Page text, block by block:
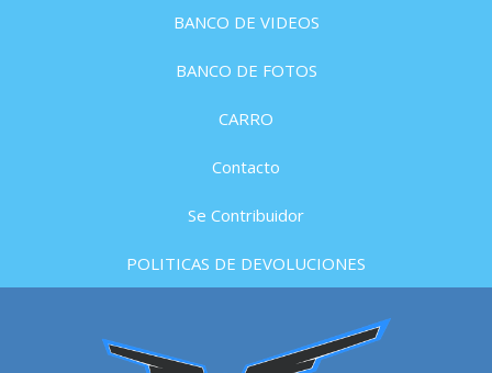
BANCO DE VIDEOS
BANCO DE FOTOS
CARRO
Contacto
Se Contribuidor
POLITICAS DE DEVOLUCIONES